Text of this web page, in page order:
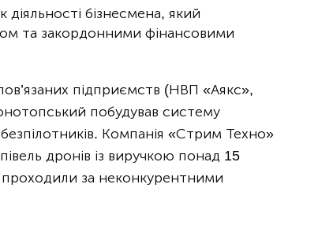
діяльності бізнесмена, який
та закордонними фінансовими
підприємств (НВП «Аякс»,
побудував систему
Компанія «Стрим Техно»
дронів із виручкою понад 15
за неконкурентними